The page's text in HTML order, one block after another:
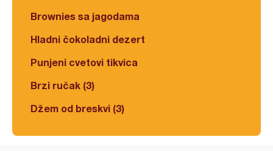
Brownies sa jagodama
Hladni čokoladni dezert
Punjeni cvetovi tikvica
Brzi ručak (3)
Džem od breskvi (3)